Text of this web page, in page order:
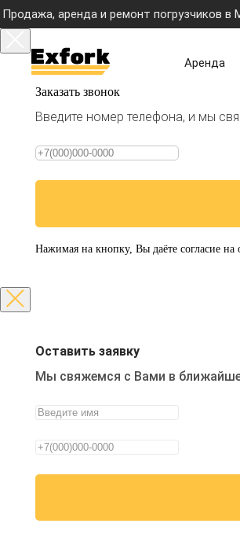
Продажа, аренда и ремонт погрузчиков в
Аренда
Заказать звонок
Введите номер телефона, и мы
Нажимая на кнопку, Вы даёте согласие на
Оставить заявку
Мы свяжемся с Вами в